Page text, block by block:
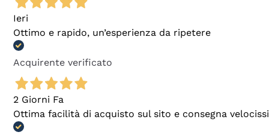
Ieri
Ottimo e rapido, un’esperienza da ripetere
Acquirente verificato
2 Giorni Fa
Ottima facilità di acquisto sul sito e consegna